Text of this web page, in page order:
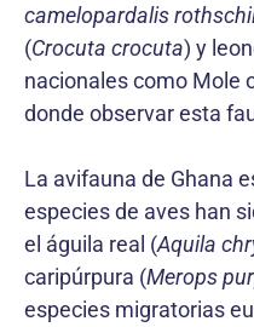
camelopardalis
(Crocuta crocuta) y
nacionales como Mole
donde observar esta
La avifauna de Ghana
especies de aves han
el águila real (Aquila
caripúrpura (Merops
especies migratorias